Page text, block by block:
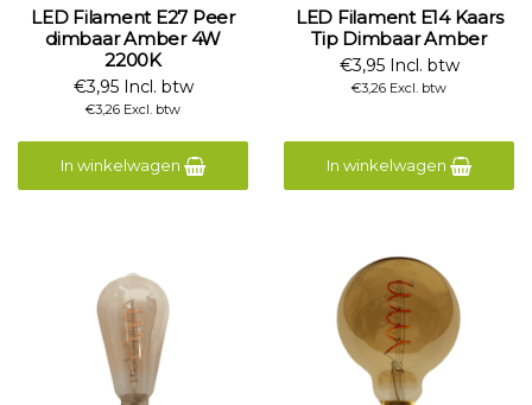
LED Filament E27 Peer
dimbaar Amber 4W
2200K
€3,95 Incl. btw
€3,26 Excl. btw
In winkelwagen
LED Filament E14 Kaars
Tip Dimbaar Amber
€3,95 Incl. btw
€3,26 Excl. btw
In winkelwagen